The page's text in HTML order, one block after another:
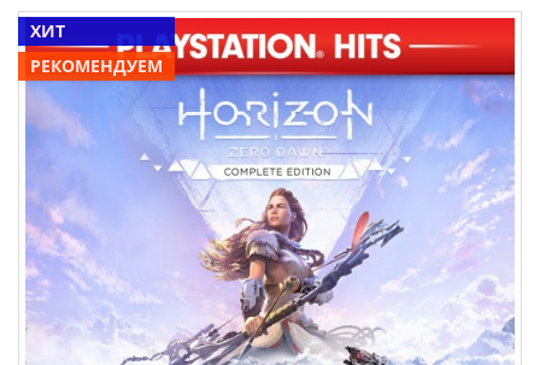
ХИТ
РЕКОМЕНДУЕМ